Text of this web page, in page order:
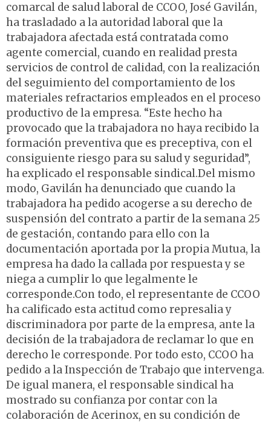
comarcal de salud laboral de CCOO, José Gavilán,
ha trasladado a la autoridad laboral que la
trabajadora afectada está contratada como
agente comercial, cuando en realidad presta
servicios de control de calidad, con la realización
del seguimiento del comportamiento de los
materiales refractarios empleados en el proceso
productivo de la empresa. “Este hecho ha
provocado que la trabajadora no haya recibido la
formación preventiva que es preceptiva, con el
consiguiente riesgo para su salud y seguridad”,
ha explicado el responsable sindical.Del mismo
modo, Gavilán ha denunciado que cuando la
trabajadora ha pedido acogerse a su derecho de
suspensión del contrato a partir de la semana 25
de gestación, contando para ello con la
documentación aportada por la propia Mutua, la
empresa ha dado la callada por respuesta y se
niega a cumplir lo que legalmente le
corresponde.Con todo, el representante de CCOO
ha calificado esta actitud como represalia y
discriminadora por parte de la empresa, ante la
decisión de la trabajadora de reclamar lo que en
derecho le corresponde. Por todo esto, CCOO ha
pedido a la Inspección de Trabajo que intervenga.
De igual manera, el responsable sindical ha
mostrado su confianza por contar con la
colaboración de Acerinox, en su condición de